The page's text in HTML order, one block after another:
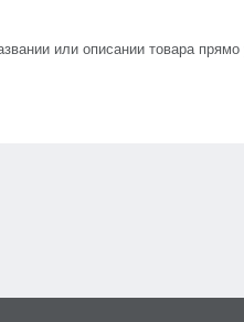
или описании товара прямо